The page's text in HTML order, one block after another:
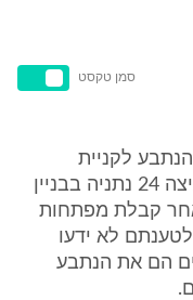
סמן טקסט
לקניית
זכויותיו בדירה בקומה ה 13 בשד' ניצה 24 נתניה בבניין
קבלת מפתחות
לא ידעו
הם את הנתבע